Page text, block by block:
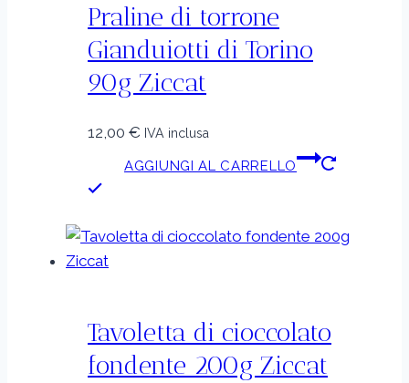
Praline di torrone
Gianduiotti di Torino
90g Ziccat
12,00 € IVA inclusa
AGGIUNGI AL CARRELLO
Tavoletta di cioccolato
fondente 200g Ziccat